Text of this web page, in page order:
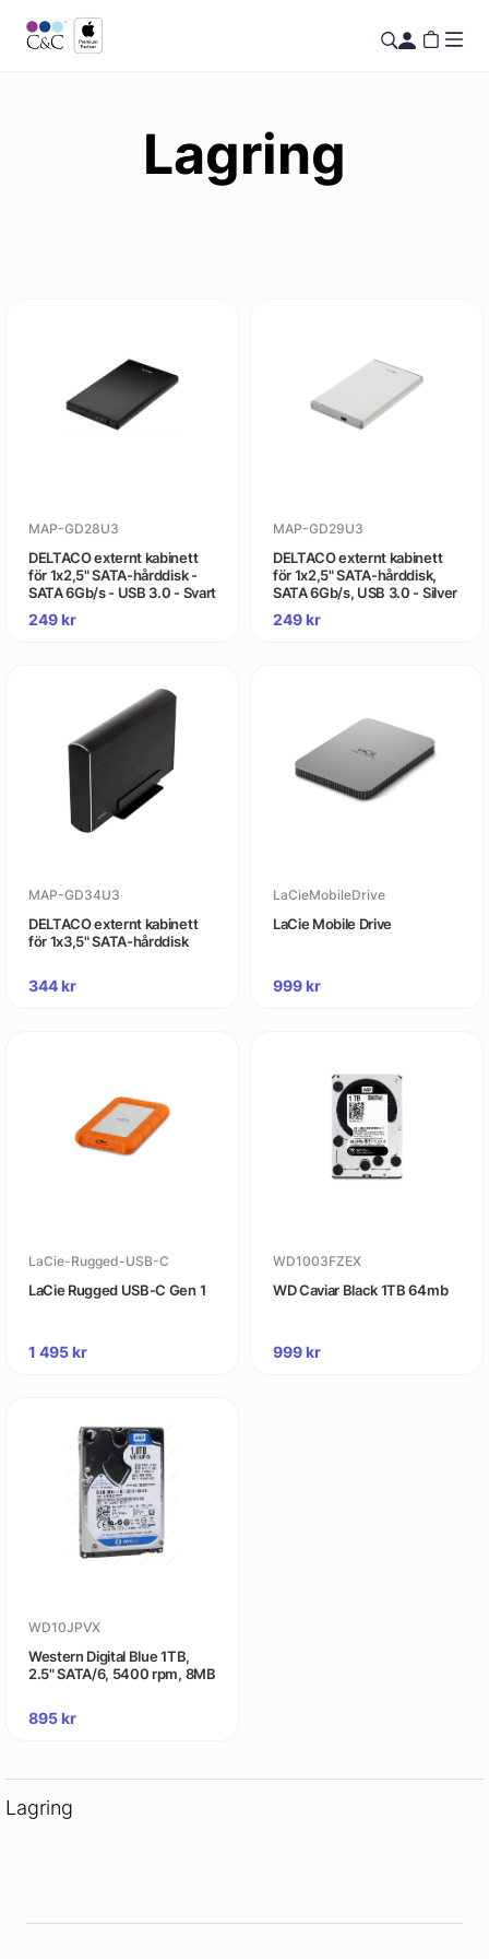
Lagring
MAP-GD28U3
DELTACO externt kabinett
för 1x2,5" SATA-hårddisk -
SATA 6Gb/s - USB 3.0 - Svart
249kr
MAP-GD29U3
DELTACO externt kabinett
för 1x2,5" SATA-hårddisk,
SATA 6Gb/s, USB 3.0 - Silver
249kr
MAP-GD34U3
DELTACO externt kabinett
för 1x3,5" SATA-hårddisk
344kr
LaCieMobileDrive
LaCie Mobile Drive
999kr
LaCie-Rugged-USB-C
LaCie Rugged USB-C Gen 1
1 495kr
WD1003FZEX
WD Caviar Black 1TB 64mb
999kr
WD10JPVX
Western Digital Blue 1TB,
2.5" SATA/6, 5400 rpm, 8MB
895kr
Lagring